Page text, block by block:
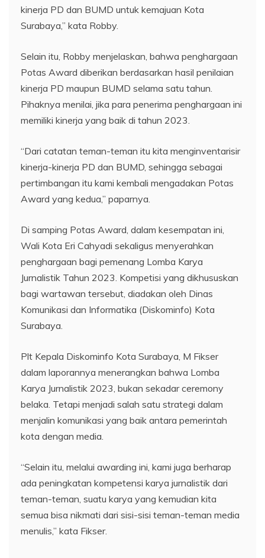
kinerja PD dan BUMD untuk kemajuan Kota
Surabaya,” kata Robby.
Selain itu, Robby menjelaskan, bahwa penghargaan
Potas Award diberikan berdasarkan hasil penilaian
kinerja PD maupun BUMD selama satu tahun.
Pihaknya menilai, jika para penerima penghargaan ini
memiliki kinerja yang baik di tahun 2023.
“Dari catatan teman-teman itu kita menginventarisir
kinerja-kinerja PD dan BUMD, sehingga sebagai
pertimbangan itu kami kembali mengadakan Potas
Award yang kedua,” paparnya.
Di samping Potas Award, dalam kesempatan ini,
Wali Kota Eri Cahyadi sekaligus menyerahkan
penghargaan bagi pemenang Lomba Karya
Jurnalistik Tahun 2023. Kompetisi yang dikhususkan
bagi wartawan tersebut, diadakan oleh Dinas
Komunikasi dan Informatika (Diskominfo) Kota
Surabaya.
Plt Kepala Diskominfo Kota Surabaya, M Fikser
dalam laporannya menerangkan bahwa Lomba
Karya Jurnalistik 2023, bukan sekadar ceremony
belaka. Tetapi menjadi salah satu strategi dalam
menjalin komunikasi yang baik antara pemerintah
kota dengan media.
“Selain itu, melalui awarding ini, kami juga berharap
ada peningkatan kompetensi karya jurnalistik dari
teman-teman, suatu karya yang kemudian kita
semua bisa nikmati dari sisi-sisi teman-teman media
menulis,” kata Fikser.